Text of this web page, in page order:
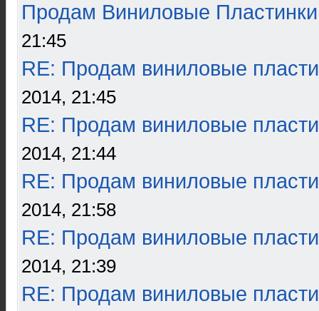
Продам Виниловые Пластинки
21:45
RE: Продам виниловые
2014, 21:45
RE: Продам виниловые
2014, 21:44
RE: Продам виниловые
2014, 21:58
RE: Продам виниловые
2014, 21:39
RE: Продам виниловые